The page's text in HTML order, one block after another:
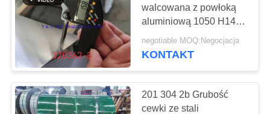
Rur ze stopów niklu
walcowana z powłoką
aluminiową 1050 H14
1060 H24 3003 5083
6061 T6
negotiable MOQ:Negocjacja
KONTAKT
201 304 2b Grubość
cewki ze stali